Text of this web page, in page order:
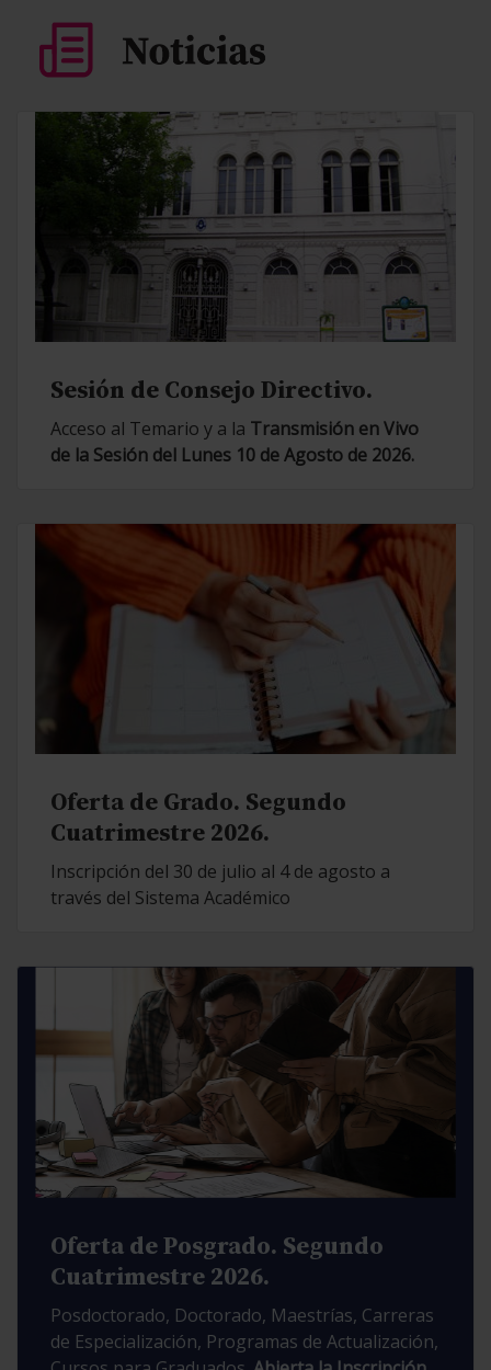
Sesión de Consejo Directivo.
Acceso al Temario y a la Transmisión en Vivo
de la Sesión del Lunes 10 de Agosto de 2026.
Oferta de Grado. Segundo
Cuatrimestre 2026.
Inscripción del 30 de julio al 4 de agosto a
través del Sistema Académico
Oferta de Posgrado. Segundo
Cuatrimestre 2026.
Posdoctorado, Doctorado, Maestrías, Carreras
de Especialización, Programas de Actualización,